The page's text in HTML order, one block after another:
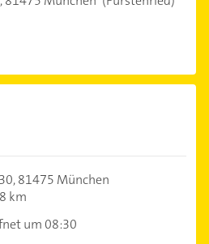
81475 München
km
um 08:30